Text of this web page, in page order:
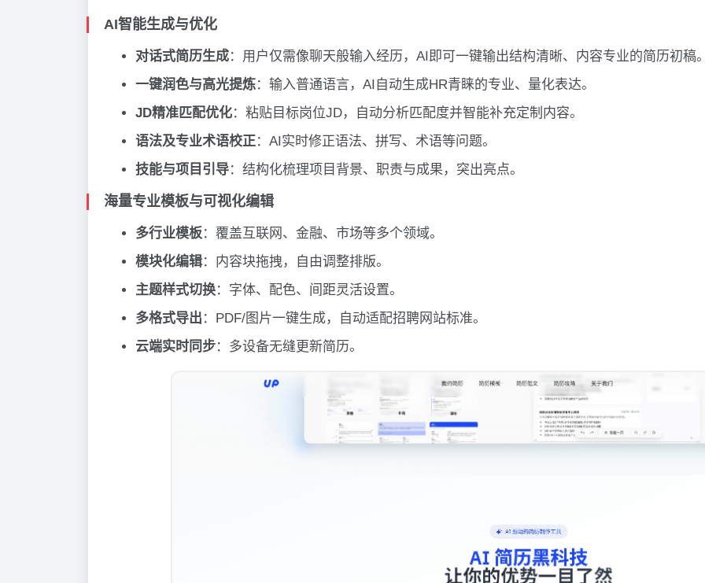
AI智能生成与优化
对话式简历生成：用户仅需像聊天般输入经历，AI即可一键输出结构清晰、内容专业的简历初稿
一键润色与高光提炼：输入普通语言，AI自动生成HR青睐的专业、量化表达。
JD精准匹配优化：粘贴目标岗位JD，自动分析匹配度并智能补充定制内容。
语法及专业术语校正：AI实时修正语法、拼写、术语等问题。
技能与项目引导：结构化梳理项目背景、职责与成果，突出亮点。
海量专业模板与可视化编辑
多行业模板：覆盖互联网、金融、市场等多个领域。
模块化编辑：内容块拖拽，自由调整排版。
主题样式切换：字体、配色、间距灵活设置。
多格式导出 ：PDF/图片一键生成，自动适配招聘网站标准。
云端实时同步：多设备无缝更新简历。